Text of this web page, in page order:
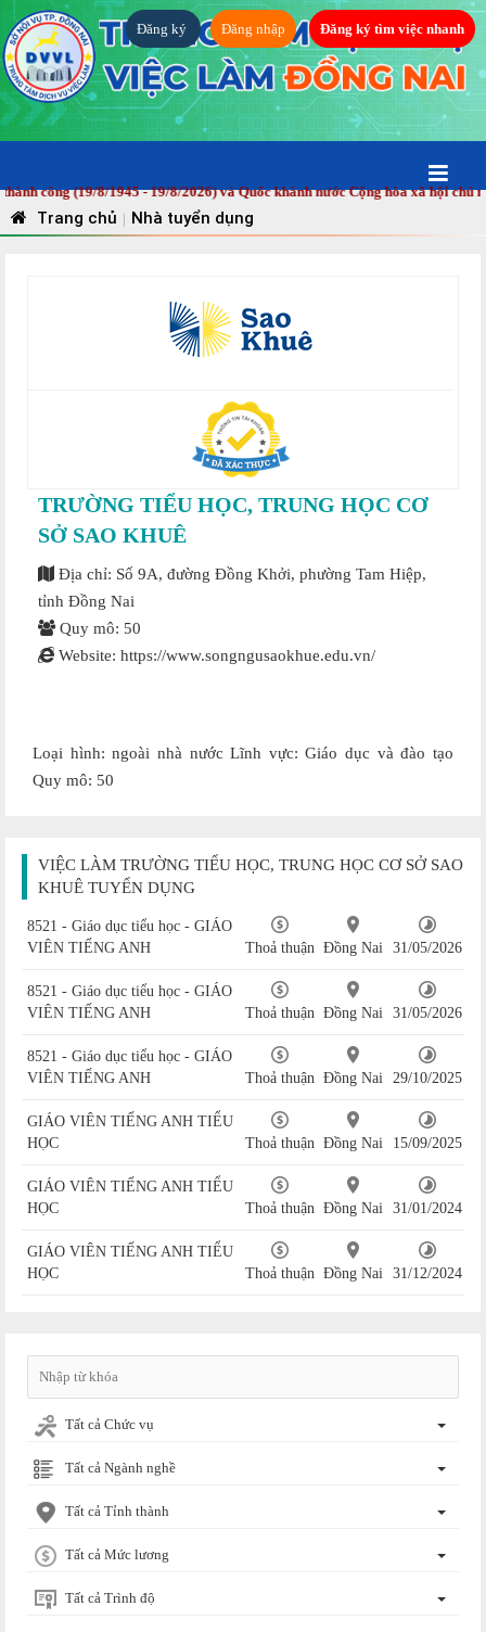
Đăng ký Đăng nhập Đăng ký tìm việc nhanh
(19/8/1945 - 19/8/2026) và Quốc khánh nước Cộng hòa xã hội chủ
Trang chủ | Nhà tuyển dụng
TRƯỜNG TIỂU HỌC, TRUNG HỌC CƠ
SỞ SAO KHUÊ
Địa chỉ: Số 9A, đường Đồng Khởi, phường Tam Hiệp,
tỉnh Đồng Nai
Quy mô: 50
Website: https://www.songngusaokhue.edu.vn/
Loại hình: ngoài nhà nước Lĩnh vực: Giáo dục và đào tạo
Quy mô: 50
VIỆC LÀM TRƯỜNG TIỂU HỌC, TRUNG HỌC CƠ SỞ SAO
KHUÊ TUYỂN DỤNG
8521 - Giáo dục tiểu học - GIÁO
VIÊN TIẾNG ANH
Thoả thuận Đồng Nai 31/05/2026
8521 - Giáo dục tiểu học - GIÁO
VIÊN TIẾNG ANH
Thoả thuận Đồng Nai 31/05/2026
8521 - Giáo dục tiểu học - GIÁO
VIÊN TIẾNG ANH
Thoả thuận Đồng Nai 29/10/2025
GIÁO VIÊN TIẾNG ANH TIỂU
HỌC
Thoả thuận Đồng Nai 15/09/2025
GIÁO VIÊN TIẾNG ANH TIỂU
HỌC
Thoả thuận Đồng Nai 31/01/2024
GIÁO VIÊN TIẾNG ANH TIỂU
HỌC
Thoả thuận Đồng Nai 31/12/2024
Tất cả Chức vụ
Tất cả Ngành nghề
Tất cả Tỉnh thành
Tất cả Mức lương
Tất cả Trình độ